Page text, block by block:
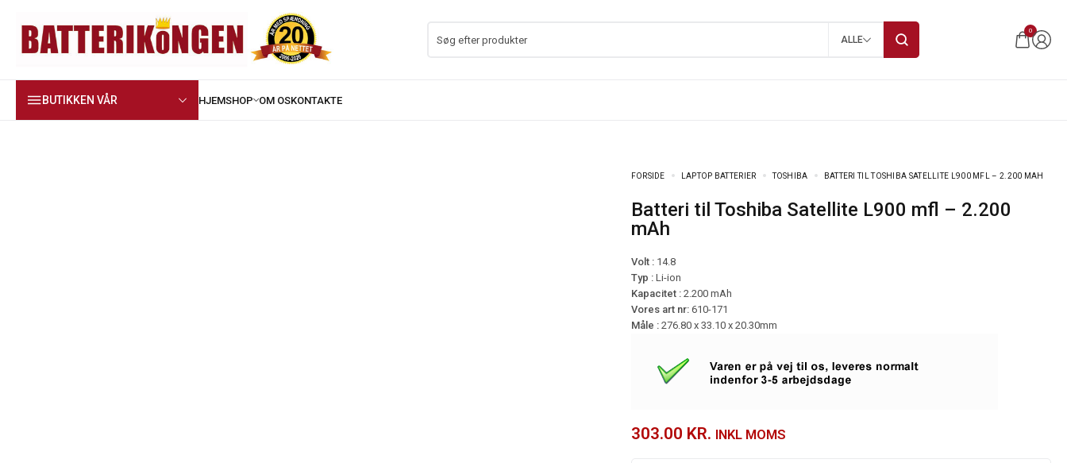
ALLE
0
BUTIKKEN VÅR
FORSIDE LAPTOP BATTERIER TOSHIBA BATTERI TIL TOSHIBA SATELLITE L900 MFL – 2.200 MAH
Batteri til Toshiba Satellite L900 mfl – 2.200
mAh
Volt :14.8
Typ : Li-ion
Kapacitet : 2.200 mAh
Vores art nr: 610-171
Måle : 276.80 x 33.10 x 20.30mm
303.00 KR. INKL MOMS